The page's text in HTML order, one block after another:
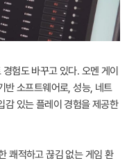
험도 바꾸고 있다. 오멘 게이
반 소프트웨어로, 성능, 네트
감 있는 플레이 경험을 제공한
쾌적하고 끊김 없는 게임 환